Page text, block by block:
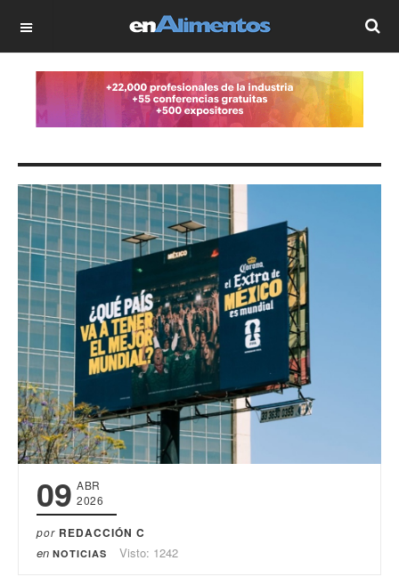
OFF CANVAS
09 ABR
2026
por REDACCIÓN C
en NOTICIAS Visto: 1242